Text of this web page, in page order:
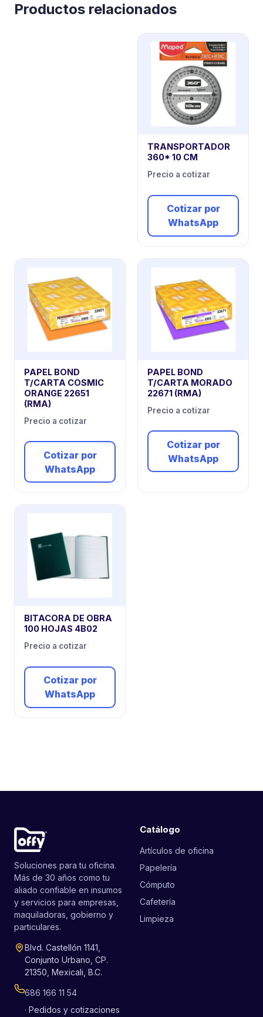
Productos relacionados
TRANSPORTADOR
360* 10 CM
Precio a cotizar
Cotizar por
WhatsApp
PAPEL BOND
T/CARTA COSMIC
ORANGE 22651
(RMA)
Precio a cotizar
Cotizar por
WhatsApp
PAPEL BOND
T/CARTA MORADO
22671 (RMA)
Precio a cotizar
Cotizar por
WhatsApp
BITACORA DE OBRA
100 HOJAS 4B02
Precio a cotizar
Cotizar por
WhatsApp
Soluciones para tu oficina.
Más de 30 años como tu
aliado confiable en insumos
y servicios para empresas,
maquiladoras, gobierno y
particulares.
Blvd. Castellón 1141,
Conjunto Urbano, CP.
21350, Mexicali, B.C.
686 166 11 54
· Pedidos y cotizaciones
Catálogo
Artículos de oficina
Papelería
Cómputo
Cafetería
Limpieza